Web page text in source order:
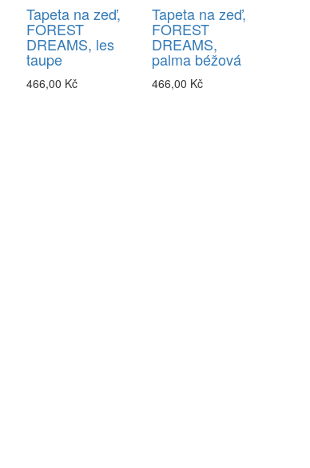
Tapeta na zeď,
FOREST
DREAMS, les
taupe
466,00 Kč
Tapeta na zeď,
FOREST
DREAMS,
palma béžová
466,00 Kč